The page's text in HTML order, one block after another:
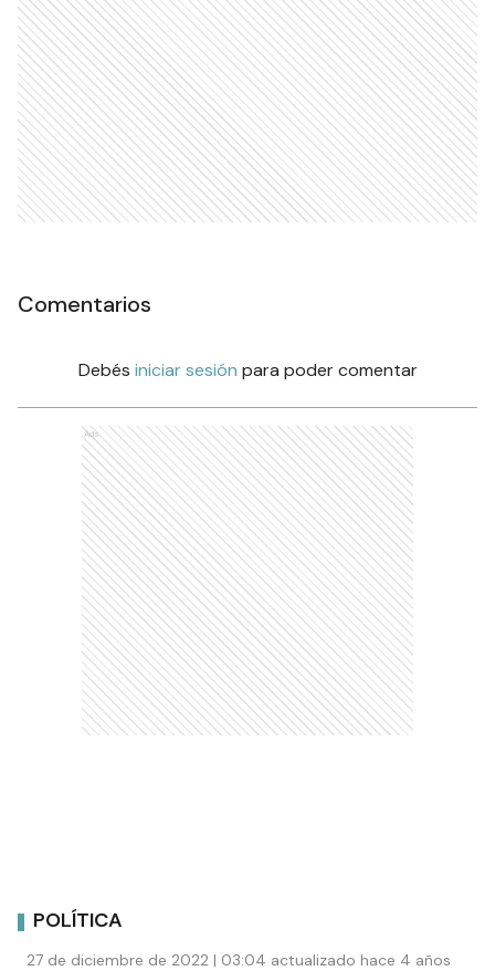
Comentarios
Debés iniciar sesión para poder comentar
Ads
POLÍTICA
27 de diciembre de 2022 | 03:04 actualizado hace 4 años